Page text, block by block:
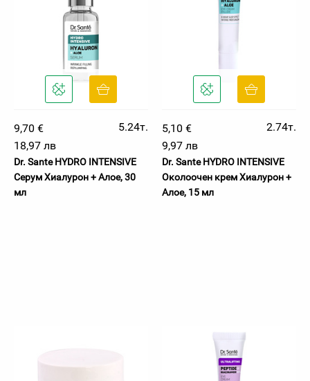
9,70 €
5.24т.
18,97 лв
Dr. Sante HYDRO INTENSIVE
Серум Хиалурон + Алое, 30
мл
5,10 €
2.74т.
9,97 лв
Dr. Sante HYDRO INTENSIVE
Околоочен крем Хиалурон +
Алое, 15 мл